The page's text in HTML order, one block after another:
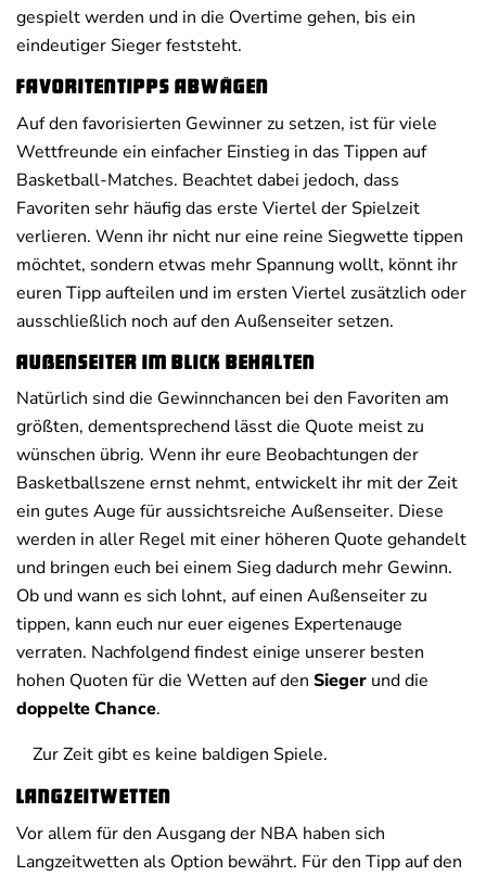
gespielt werden und in die Overtime gehen, bis ein
eindeutiger Sieger feststeht.
Favoritentipps abwägen
Auf den favorisierten Gewinner zu setzen, ist für viele
Wettfreunde ein einfacher Einstieg in das Tippen auf
Basketball-Matches. Beachtet dabei jedoch, dass
Favoriten sehr häufig das erste Viertel der Spielzeit
verlieren. Wenn ihr nicht nur eine reine Siegwette tippen
möchtet, sondern etwas mehr Spannung wollt, könnt ihr
euren Tipp aufteilen und im ersten Viertel zusätzlich oder
ausschließlich noch auf den Außenseiter setzen.
Außenseiter im Blick behalten
Natürlich sind die Gewinnchancen bei den Favoriten am
größten, dementsprechend lässt die Quote meist zu
wünschen übrig. Wenn ihr eure Beobachtungen der
Basketballszene ernst nehmt, entwickelt ihr mit der Zeit
ein gutes Auge für aussichtsreiche Außenseiter. Diese
werden in aller Regel mit einer höheren Quote gehandelt
und bringen euch bei einem Sieg dadurch mehr Gewinn.
Ob und wann es sich lohnt, auf einen Außenseiter zu
tippen, kann euch nur euer eigenes Expertenauge
verraten. Nachfolgend findest einige unserer besten
hohen Quoten für die Wetten auf den Sieger und die
doppelte Chance.
Zur Zeit gibt es keine baldigen Spiele.
Langzeitwetten
Vor allem für den Ausgang der NBA haben sich
Langzeitwetten als Option bewährt. Für den Tipp auf den